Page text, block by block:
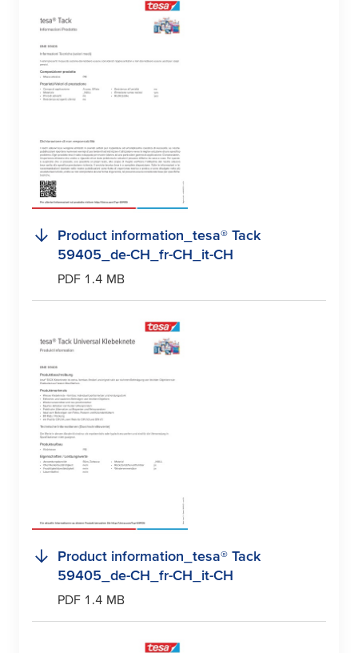
Product information_ tesa® Tack
59405_de-CH_fr-CH_it-CH
PDF 1.4 MB
Product information_ tesa® Tack
59405_de-CH_fr-CH_it-CH
PDF 1.4 MB